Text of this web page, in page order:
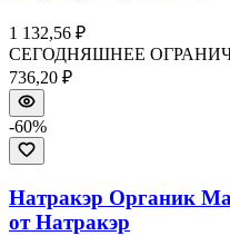
1 132,56 ₽
СЕГОДНЯШНЕЕ
736,20 ₽
-60%
Натракэр Органик
от Натракэр